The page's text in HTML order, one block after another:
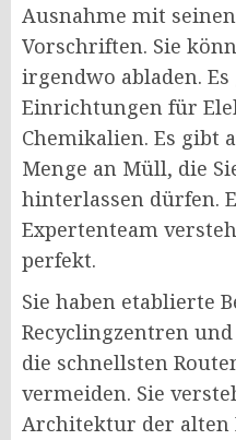
Ausnahme mit
Vorschriften. Sie
irgendwo abladen.
Einrichtungen für
Chemikalien. Es gibt
Menge an Müll, die
hinterlassen dürfen.
Expertenteam
perfekt.
Sie haben etablierte
Recyclingzentren
die schnellsten
vermeiden. Sie
Architektur der alten